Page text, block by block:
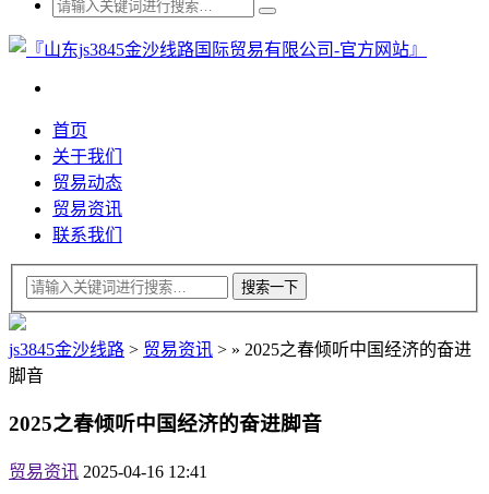
首页
关于我们
贸易动态
贸易资讯
联系我们
js3845金沙线路 > 贸易资讯 > » 2025之春倾听中国经济的奋进
脚音
2025之春倾听中国经济的奋进脚音
贸易资讯 2025-04-16 12:41